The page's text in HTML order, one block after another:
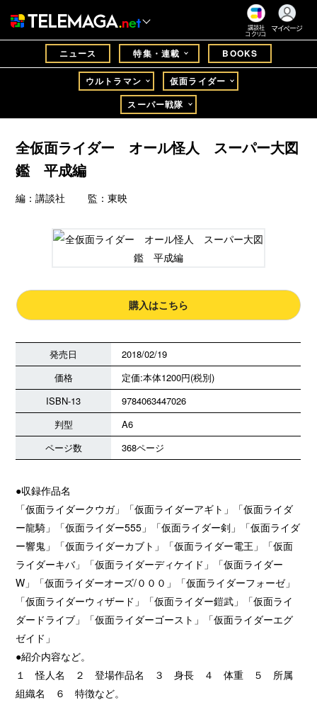
講談社
コクリコ
マイページ
ニュース 特集・連載 BOOKS
ウルトラマン
仮面ライダー
スーパー戦隊
全仮面ライダー オール怪人 スーパー大図
鑑 平成編
編：講談社 監：東映
購入はこちら
発売日
2018/02/19
価格
定価:本体1200円(税別)
ISBN-13
9784063447026
判型
A6
ページ数
368ページ
●収録作品名
「仮面ライダークウガ」「仮面ライダーアギト」「仮面ライダ
ー龍騎」「仮面ライダー555」「仮面ライダー剣」「仮面ライダ
ー響鬼」「仮面ライダーカブト」「仮面ライダー電王」「仮面
ライダーキバ」「仮面ライダーディケイド」「仮面ライダー
W」「仮面ライダーオーズ/０００」「仮面ライダーフォーゼ」
「仮面ライダーウィザード」「仮面ライダー鎧武」「仮面ライ
ダードライブ」「仮面ライダーゴースト」「仮面ライダーエグ
ゼイド」
●紹介内容など。
１ 怪人名 ２ 登場作品名 ３ 身長 ４ 体重 ５ 所属
組織名 ６ 特徴など。